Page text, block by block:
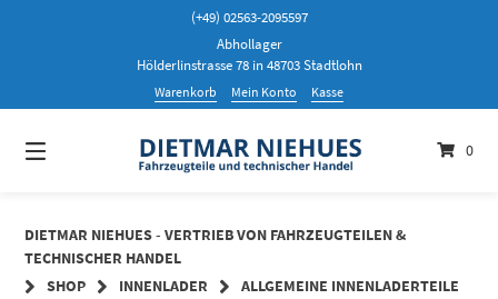
(+49) 02563-2095597
Abhollager
Hölderlinstrasse 78 in 48703 Stadtlohn
Warenkorb Mein Konto Kasse
0
DIETMAR NIEHUES - VERTRIEB VON FAHRZEUGTEILEN &
TECHNISCHER HANDEL
SHOP
INNENLADER
ALLGEMEINE INNENLADERTEILE